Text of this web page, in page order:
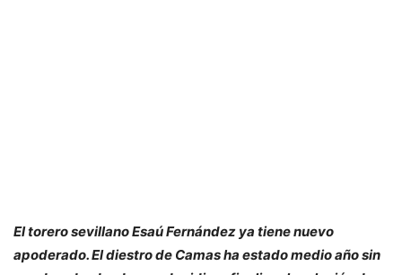
El torero sevillano Esaú Fernández ya tiene nuevo
apoderado. El diestro de Camas ha estado medio año sin